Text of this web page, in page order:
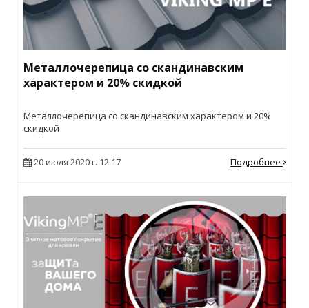
Металлочерепица со скандинавским
характером и 20% скидкой
Металлочерепица со скандинавским характером и 20%
скидкой
20 июля 2020 г. 12:17 Подробнее